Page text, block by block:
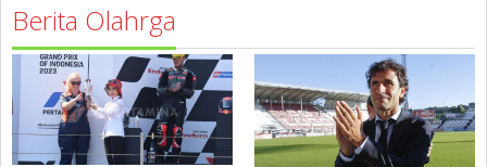
Berita Olahrga